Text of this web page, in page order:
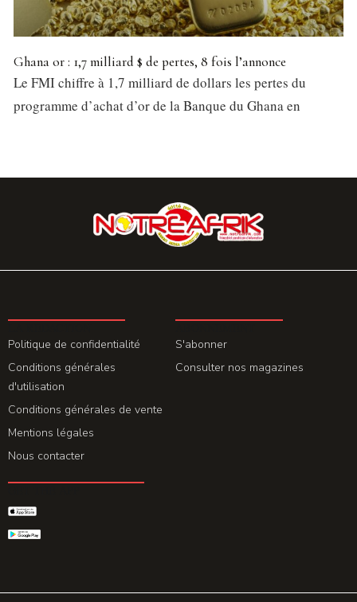
Ghana or : 1,7 milliard $ de pertes, 8 fois l’annonce
Le FMI chiffre à 1,7 milliard de dollars les pertes du
programme d’achat d’or de la Banque du Ghana en
Politique de confidentialité
Conditions générales
d'utilisation
Conditions générales de vente
Mentions légales
Nous contacter
S'abonner
Consulter nos magazines